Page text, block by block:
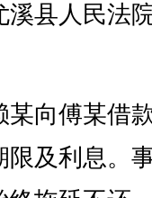
溪县人民法
向傅某借
限及利息。